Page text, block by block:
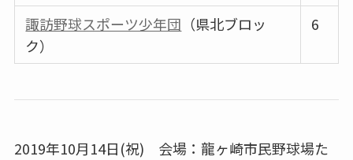
諏訪野球スポーツ少年団 （県北ブロッ
ク）
6
2019年10月14日(祝) 会場：龍ヶ崎市民野球場た